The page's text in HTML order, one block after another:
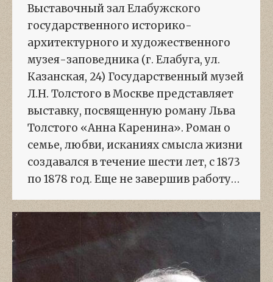
Выставочный зал Елабужского
государственного историко-
архитектурного и художественного
музея-заповедника (г. Елабуга, ул.
Казанская, 24) Государственный музей
Л.Н. Толстого в Москве представляет
выставку, посвященную роману Льва
Толстого «Анна Каренина». Роман о
семье, любви, исканиях смысла жизни
создавался в течение шести лет, с 1873
по 1878 год. Еще не завершив работу…